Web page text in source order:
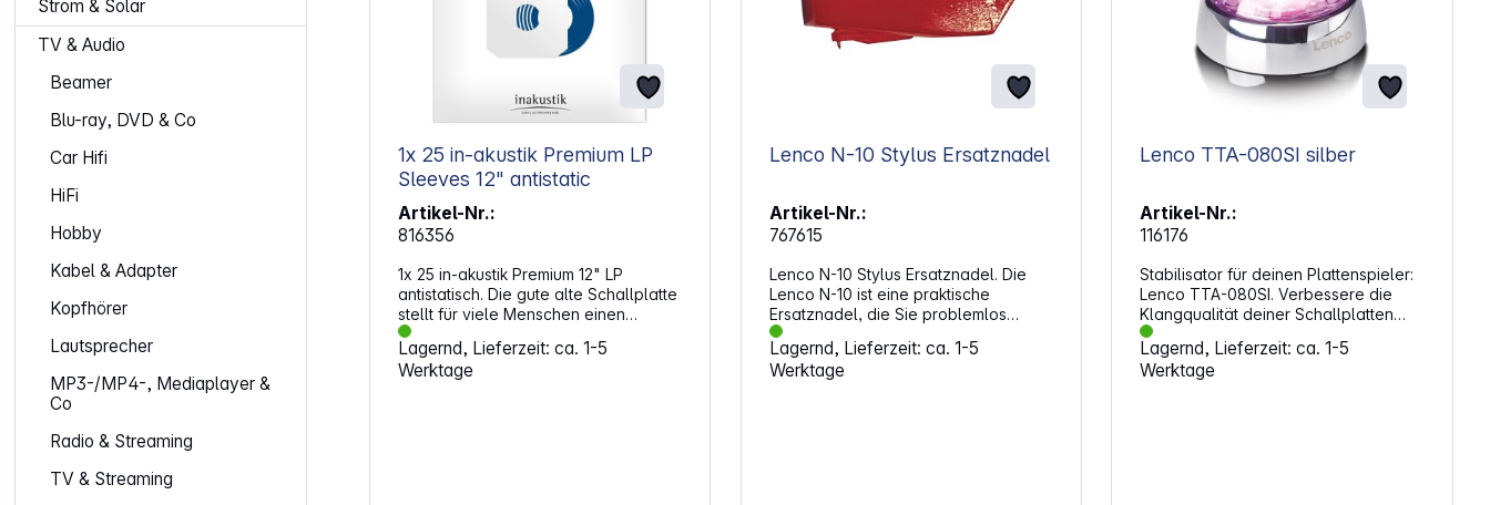
Strom & Solar
TV & Audio
Beamer
Blu-ray, DVD & Co
Car Hifi
HiFi
Hobby
Kabel & Adapter
Kopfhörer
Lautsprecher
MP3-/MP4-, Mediaplayer &
Co
Radio & Streaming
TV & Streaming
1x 25 in-akustik Premium LP
Sleeves 12" antistatic
Artikel-Nr.:
816356
1x 25 in-akustik Premium 12" LP
antistatisch. Die gute alte Schallplatte
stellt für viele Menschen einen
besonderen Wert dar. Sei es durch
ihre Seltenheit, ihren besonderen
Klang oder durch persönlichen,
Lagernd, Lieferzeit: ca. 1-5
Werktage
Lenco N-10 Stylus Ersatznadel
Artikel-Nr.:
767615
Lenco N-10 Stylus Ersatznadel. Die
Lenco N-10 ist eine praktische
Ersatznadel, die Sie problemlos
selbst wechseln können. Haben Sie
alle Ihre Lieblingsplatten schon
hunderte Male abgespielt und ist die
Lagernd, Lieferzeit: ca. 1-5
Werktage
Lenco TTA-080SI silber
Artikel-Nr.:
116176
Stabilisator für deinen Plattenspieler:
Lenco TTA-080SI. Verbessere die
Klangqualität deiner Schallplatten
und genieße beeindruckende
Lichteffekte beim Abspielen. Das
Gewicht sorgt für eine stabile Rotation
Lagernd, Lieferzeit: ca. 1-5
Werktage